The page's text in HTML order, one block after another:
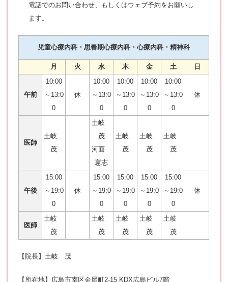
電話でのお問い合わせ、もしくはウェブ予約をお願いし
ます。
児童心療内科・思春期心療内科・心療内科・精神科
月 火 水 木 金 土 日
午前
10:00
～13:0
0
休
10:00
～13:0
0
10:00
～13:0
0
10:00
～13:0
0
10:00
～13:0
0
休
医師
土岐
茂
土岐
茂
河面
憲志
土岐
茂
土岐
茂
土岐
茂
午後
15:00
～19:0
0
休
15:00
～19:0
0
15:00
～19:0
0
15:00
～19:0
0
15:00
～19:0
0
休
医師
土岐
茂
土岐
茂
土岐
茂
土岐
茂
土岐
茂
【院長】土岐 茂
【所在地】広島市南区金屋町2-15 KDX広島ビル7階